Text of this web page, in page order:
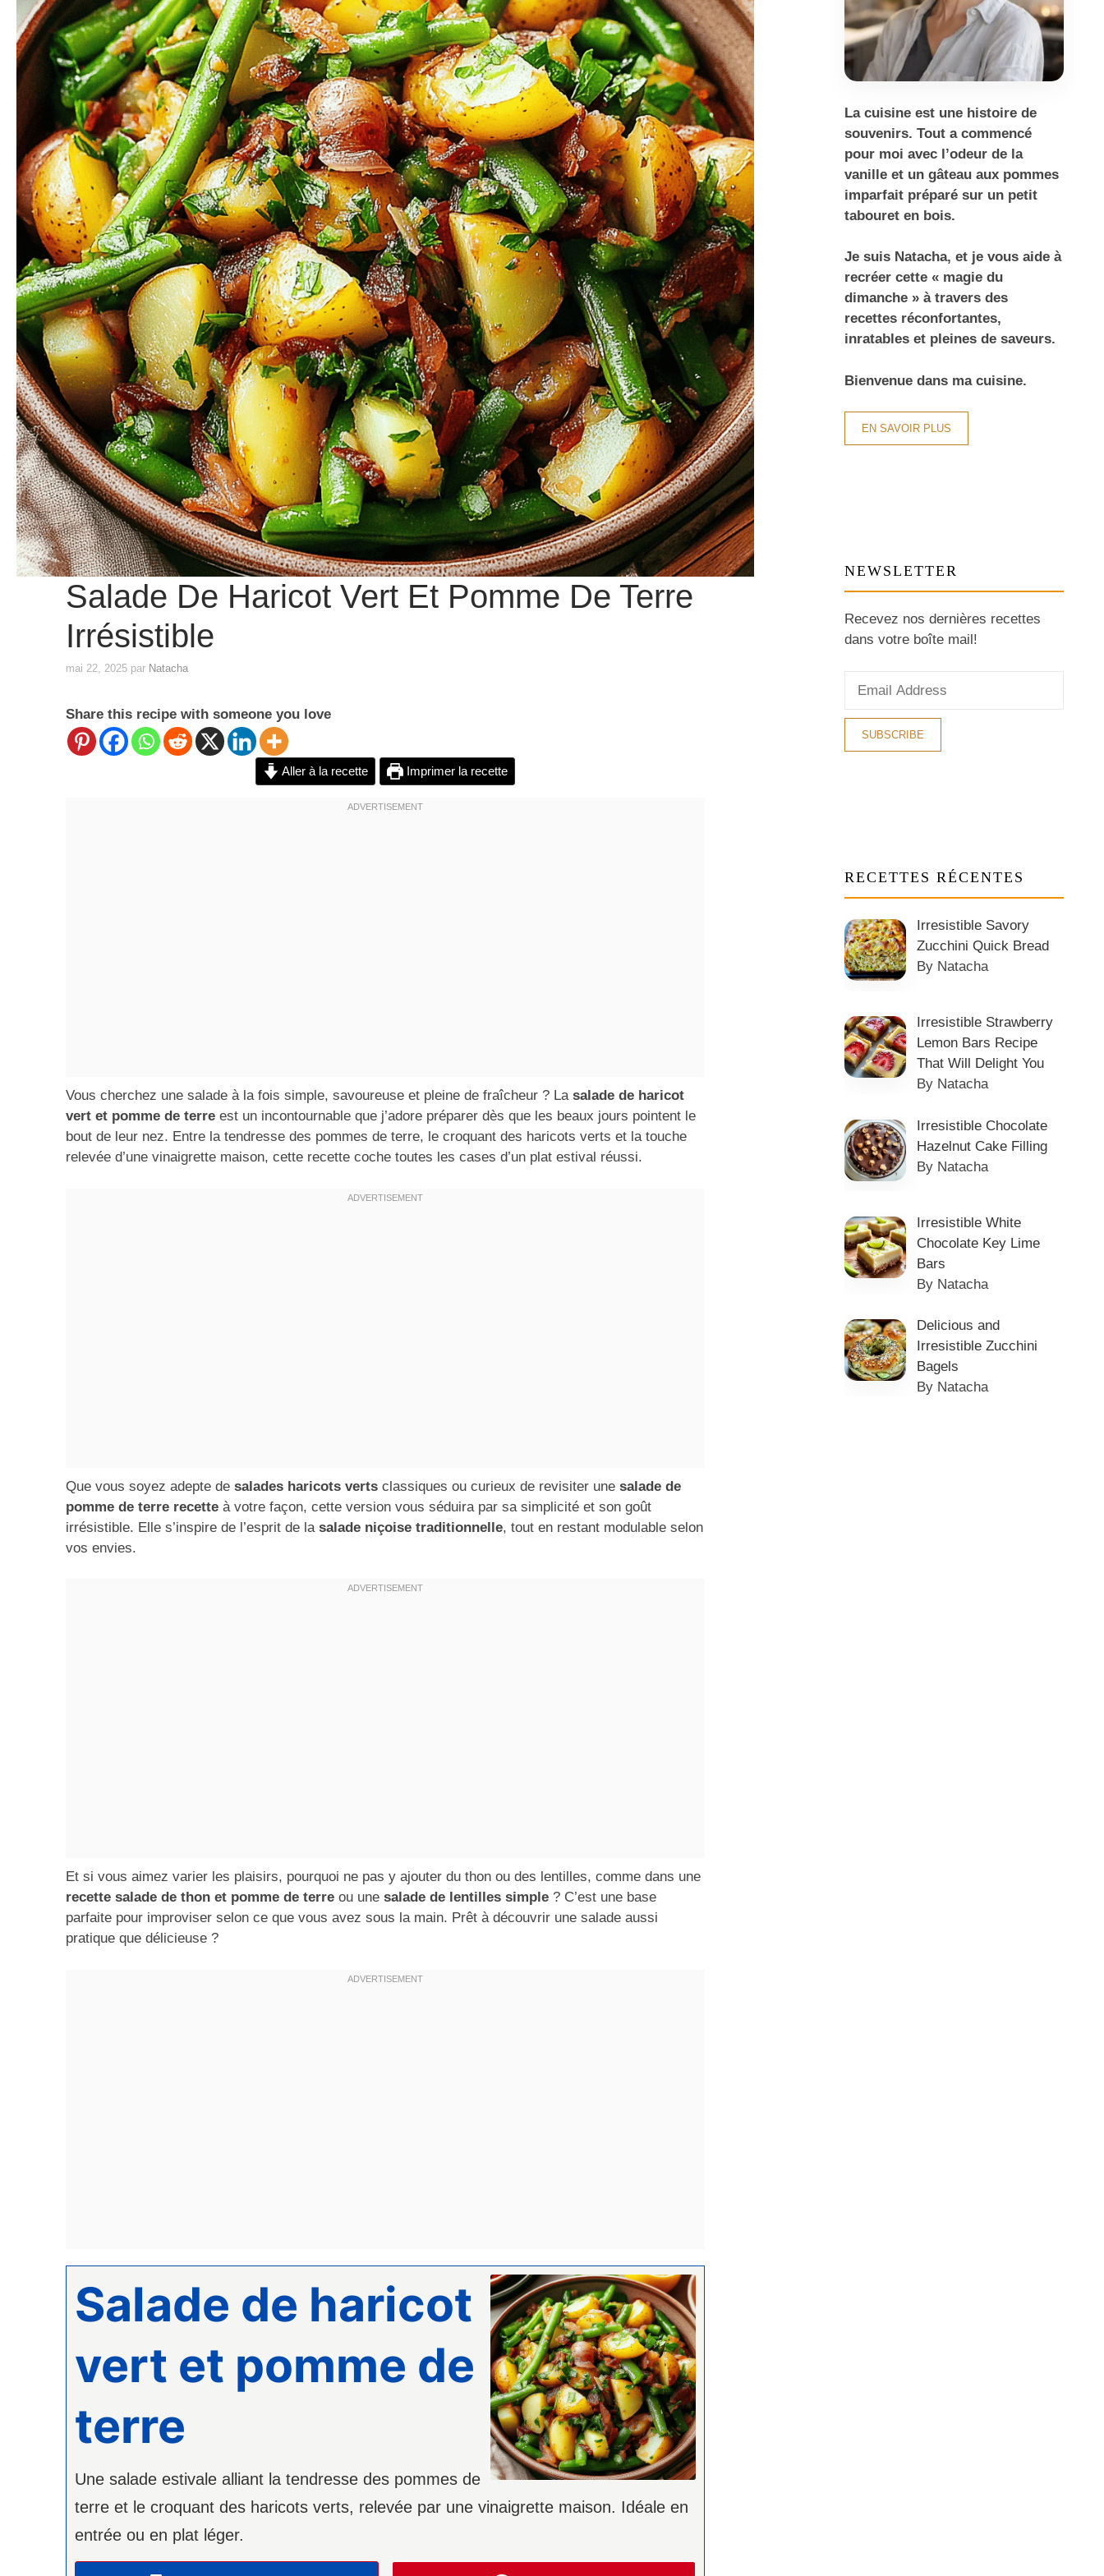
Salade De Haricot Vert Et Pomme De Terre
Irrésistible
mai 22, 2025 par Natacha
Share this recipe with someone you love
Aller à la recette Imprimer la recette
Vous cherchez une salade à la fois simple, savoureuse et pleine de fraîcheur ? La salade de haricot
vert et pomme de terreest un incontournable que j’adore préparer dès que les beaux jours pointent le
bout de leur nez. Entre la tendresse des pommes de terre, le croquant des haricots verts et la touche
relevée d’une vinaigrette maison, cette recette coche toutes les cases d’un plat estival réussi.
Que vous soyez adepte de salades haricots vertsclassiques ou curieux de revisiter une salade de
pomme de terre recetteà votre façon, cette version vous séduira par sa simplicité et son goût
irrésistible. Elle s’inspire de l’esprit de la salade niçoise traditionnelle, tout en restant modulable selon
vos envies.
Et si vous aimez varier les plaisirs, pourquoi ne pas y ajouter du thon ou des lentilles, comme dans une
recette salade de thon et pomme de terreou une salade de lentilles simple? C’est une base
parfaite pour improviser selon ce que vous avez sous la main. Prêt à découvrir une salade aussi
pratique que délicieuse ?
Salade de haricot
vert et pomme de
terre
Une salade estivale alliant la tendresse des pommes de
terre et le croquant des haricots verts, relevée par une vinaigrette maison. Idéale en
entrée ou en plat léger.
La cuisine est une histoire de
souvenirs. Tout a commencé
pour moi avec l’odeur de la
vanille et un gâteau aux pommes
imparfait préparé sur un petit
tabouret en bois.
Je suis Natacha, et je vous aide à
recréer cette « magie du
dimanche » à travers des
recettes réconfortantes,
inratables et pleines de saveurs.
Bienvenue dans ma cuisine.
EN SAVOIR PLUS
NEWSLETTER
Recevez nos dernières recettes
dans votre boîte mail!
RECETTES RÉCENTES
Irresistible Savory
Zucchini Quick Bread
By Natacha
Irresistible Strawberry
Lemon Bars Recipe
That Will Delight You
By Natacha
Irresistible Chocolate
Hazelnut Cake Filling
By Natacha
Irresistible White
Chocolate Key Lime
Bars
By Natacha
Delicious and
Irresistible Zucchini
Bagels
By Natacha